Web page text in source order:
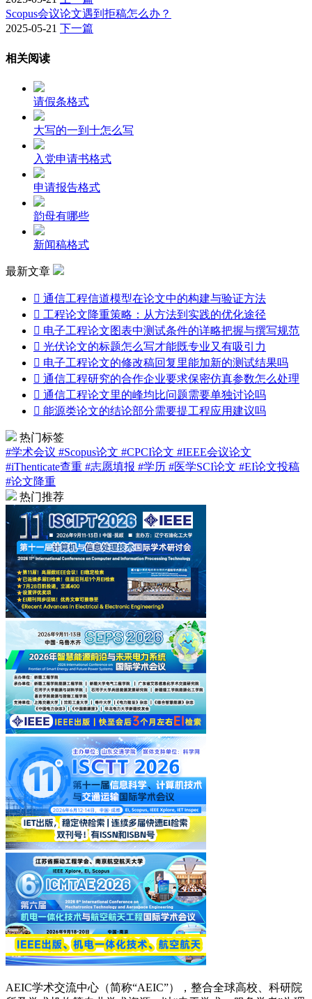
Scopus会议论文遇到拒稿怎么办？
2025-05-21 下一篇
相关阅读
请假条格式
大写的一到十怎么写
入党申请书格式
申请报告格式
韵母有哪些
新闻稿格式
最新文章
 通信工程信道模型在论文中的构建与验证方法
 工程论文降重策略：从方法到实践的优化途径
 电子工程论文图表中测试条件的详略把握与撰写规范
 光伏论文的标题怎么写才能既专业又有吸引力
 电子工程论文的修改稿回复里能加新的测试结果吗
 通信工程研究的合作企业要求保密仿真参数怎么处理
 通信工程论文里的峰均比问题需要单独讨论吗
 能源类论文的结论部分需要提工程应用建议吗
热门标签
#学术会议 #Scopus论文 #CPCI论文 #IEEE会议论文
#iThenticate查重 #志愿填报 #学历 #医学SCI论文 #EI论文投稿
#论文降重
热门推荐
AEIC学术交流中心（简称“AEIC”），整合全球高校、科研院